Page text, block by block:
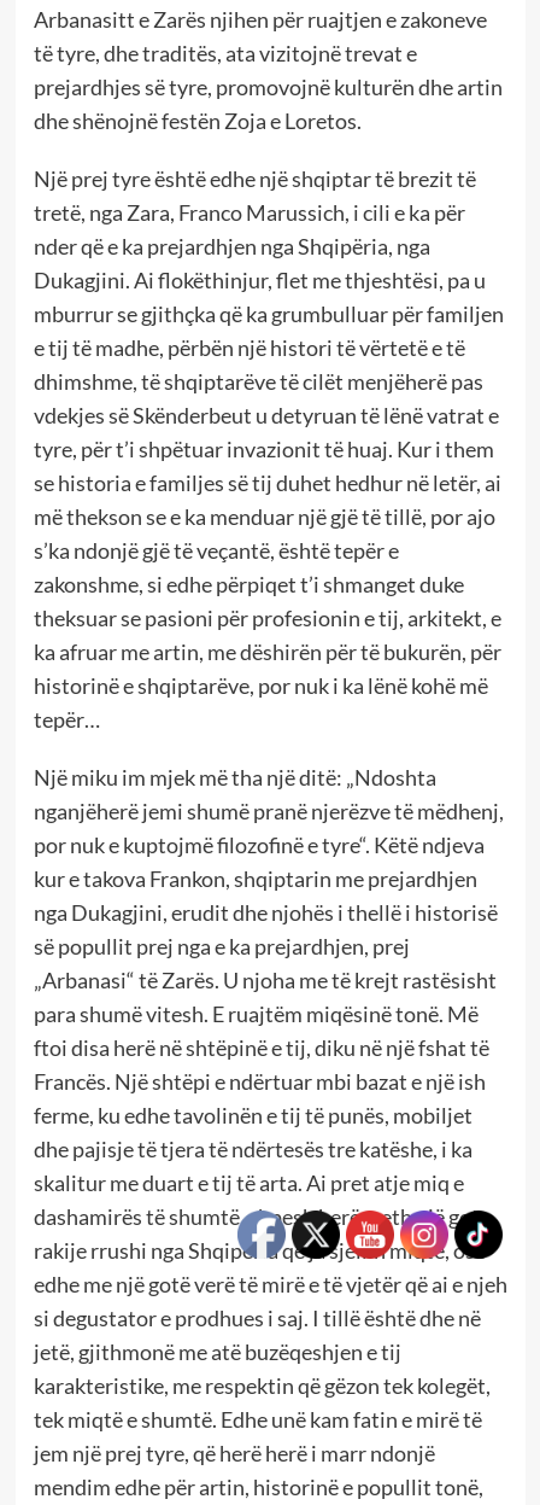
Arbanasitt e Zarës njihen për ruajtjen e zakoneve
të tyre, dhe traditës, ata vizitojnë trevat e
prejardhjes së tyre, promovojnë kulturën dhe artin
dhe shënojnë festën Zoja e Loretos.
Një prej tyre është edhe një shqiptar të brezit të
tretë, nga Zara, Franco Marussich, i cili e ka për
nder që e ka prejardhjen nga Shqipëria, nga
Dukagjini. Ai flokëthinjur, flet me thjeshtësi, pa u
mburrur se gjithçka që ka grumbulluar për familjen
e tij të madhe, përbën një histori të vërtetë e të
dhimshme, të shqiptarëve të cilët menjëherë pas
vdekjes së Skënderbeut u detyruan të lënë vatrat e
tyre, për t’i shpëtuar invazionit të huaj. Kur i them
se historia e familjes së tij duhet hedhur në letër, ai
më thekson se e ka menduar një gjë të tillë, por ajo
s’ka ndonjë gjë të veçantë, është tepër e
zakonshme, si edhe përpiqet t’i shmanget duke
theksuar se pasioni për profesionin e tij, arkitekt, e
ka afruar me artin, me dëshirën për të bukurën, për
historinë e shqiptarëve, por nuk i ka lënë kohë më
tepër…
Një miku im mjek më tha një ditë: „Ndoshta
nganjëherë jemi shumë pranë njerëzve të mëdhenj,
por nuk e kuptojmë filozofinë e tyre“. Këtë ndjeva
kur e takova Frankon, shqiptarin me prejardhjen
nga Dukagjini, erudit dhe njohës i thellë i historisë
së popullit prej nga e ka prejardhjen, prej
„Arbanasi“ të Zarës. U njoha me të krejt rastësisht
para shumë vitesh. E ruajtëm miqësinë tonë. Më
ftoi disa herë në shtëpinë e tij, diku në një fshat të
Francës. Një shtëpi e ndërtuar mbi bazat e një ish
ferme, ku edhe tavolinën e tij të punës, mobiljet
dhe pajisje të tjera të ndërtesës tre katëshe, i ka
skalitur me duart e tij të arta. Ai pret atje miq e
dashamirës të shumtë, shpesh herë rreth një gote
rakije rrushi nga Shqipëria që ja sjellin miqtë, ose
edhe me një gotë verë të mirë e të vjetër që ai e njeh
si degustator e prodhues i saj. I tillë është dhe në
jetë, gjithmonë me atë buzëqeshjen e tij
karakteristike, me respektin që gëzon tek kolegët,
tek miqtë e shumtë. Edhe unë kam fatin e mirë të
jem një prej tyre, që herë herë i marr ndonjë
mendim edhe për artin, historinë e popullit tonë,